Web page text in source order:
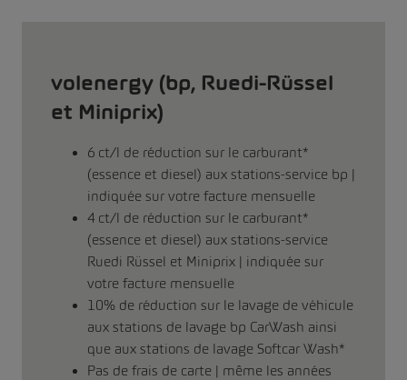
volenergy (bp, Ruedi-Rüssel
et Miniprix)
6 ct/l de réduction sur le carburant*
(essence et diesel) aux stations-service bp |
indiquée sur votre facture mensuelle
4 ct/l de réduction sur le carburant*
(essence et diesel) aux stations-service
Ruedi Rüssel et Miniprix | indiquée sur
votre facture mensuelle
10% de réduction sur le lavage de véhicule
aux stations de lavage bp CarWash ainsi
que aux stations de lavage Softcar Wash*
Pas de frais de carte | même les années